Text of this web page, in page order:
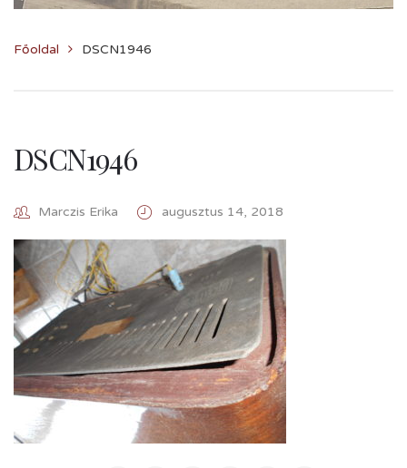
Főoldal DSCN1946
DSCN1946
Marczis Erika augusztus 14, 2018